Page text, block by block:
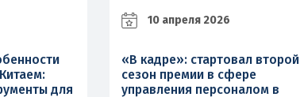
для
10 апреля 2026
«В кадре»: стартовал второй
сезон премии в сфере
управления персоналом в